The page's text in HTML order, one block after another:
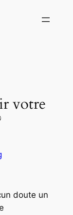
votre
doute un